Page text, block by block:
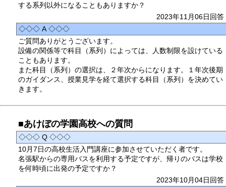
する系列以外になることもありますか？
2023年11月06日回答
◇◇◇ A ◇◇◇
ご質問ありがとうございます。
設備の関係等で科目（系列）によっては、人数制限を設けている
こともあります。
また科目（系列）の選択は、２年次からになります。１年次後期
のガイダンス、授業見学を経て選択する科目（系列）を決めてい
きます。
■あけぼの学園高校への質問
◇◇◇ Q ◇◇◇
10月7日の高校生活入門講座に参加させていただく者です。
名張駅からの専用バスを利用する予定ですが、帰りのバスは学校
を何時頃に出発の予定ですか？
2023年10月04日回答